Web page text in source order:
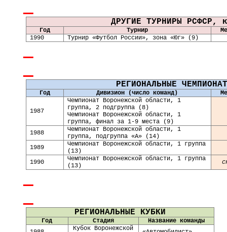
ДРУГИЕ ТУРНИРЫ РСФСР,
Год Турнир
1990
Турнир «Футбол России», зона «Юг» (9)
РЕГИОНАЛЬНЫЕ
Год Дивизион (число команд)
1987
Чемпионат Воронежской области, 1
группа, 2 подгруппа (8)
Чемпионат Воронежской области, 1
группа, финал за 1-9 места (9)
1988
Чемпионат Воронежской области, 1
группа, подгруппа «А» (14)
1989
Чемпионат Воронежской области, 1 группа
(13)
1990
Чемпионат Воронежской области, 1 группа
(13)
РЕГИОНАЛЬНЫЕ КУБКИ
Год Стадия
Название команды
Кубок Воронежской